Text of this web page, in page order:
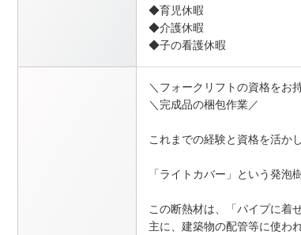
◆育児休暇
◆介護休暇
◆子の看護休暇
＼フォークリフトの資格をお
＼完成品の梱包作業／
これまでの経験と資格を活か
「ライトカバー」という発泡
この断熱材は、「パイプに着
主に、建築物の配管等に使わ